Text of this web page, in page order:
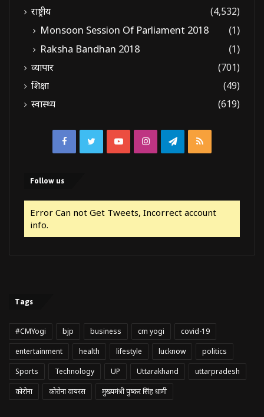
राष्ट्रीय
(4,532)
Monsoon Session Of Parliament 2018
(1)
Raksha Bandhan 2018
(1)
व्यापार
(701)
शिक्षा
(49)
स्वास्थ्य
(619)
FacebookTwitterYouTubeInstagramTelegram
RSS
Follow us
Error Can not Get Tweets, Incorrect account
info.
Tags
#CMYogi bjp business cm yogi
covid-19
entertainment
health lifestyle lucknow
politics
Sports
Technology UP Uttarakhand
uttarpradesh
कोरोना
कोरोना वायरस मुख्यमंत्री पुष्कर सिंह धामी